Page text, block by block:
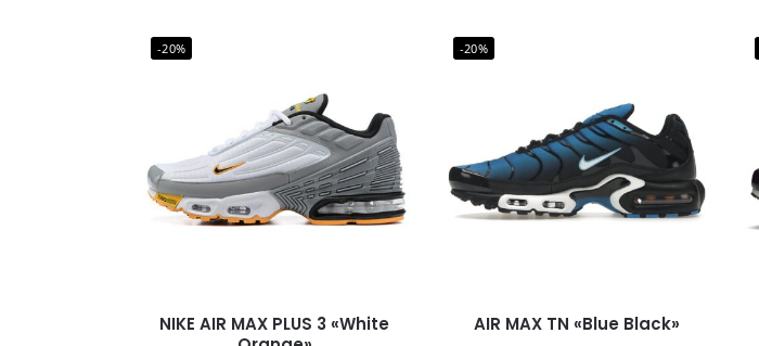
-20%
NIKE AIR MAX PLUS 3 «White
-20%
AIR MAX TN «Blue Black»